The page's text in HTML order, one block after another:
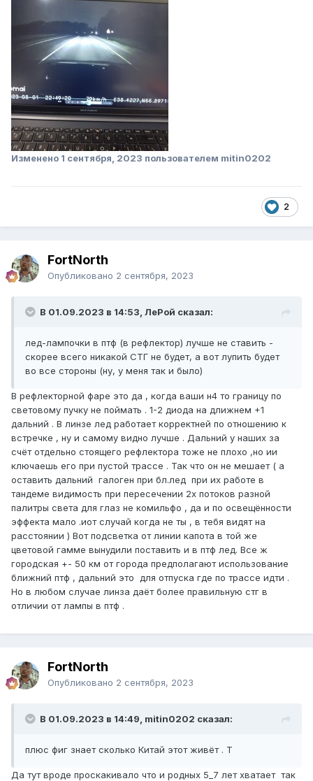
Изменено 1 сентября, 2023 пользователем mitin0202
2
FоrtNorth
Опубликовано 2 сентября, 2023
В 01.09.2023 в 14:53, ЛеРой сказал:
лед-лампочки в птф (в рефлектор) лучше не ставить -
скорее всего никакой СТГ не будет, а вот лупить будет
во все стороны (ну, у меня так и было)
В рефлекторной фаре это да , когда ваши н4 то границу по
световому пучку не поймать . 1-2 диода на длижнем +1
дальний . В линзе лед работает корректней по отношению к
встречке , ну и самому видно лучше . Дальний у наших за
счёт отдельно стоящего рефлектора тоже не плохо ,но ии
ключаешь его при пустой трассе . Так что он не мешает ( а
оставить дальний галоген при бл.лед при их работе в
тандеме видимость при пересечении 2х потоков разной
палитры света для глаз не комильфо , да и по освещённости
эффекта мало .иот случай когда не ты , в тебя видят на
расстоянии ) Вот подсветка от линии капота в той же
цветовой гамме вынудили поставить и в птф лед. Все ж
городская +- 50 км от города предполагают использование
ближний птф , дальний это для отпуска где по трассе идти .
Но в любом случае линза даёт более правильную стг в
отличии от лампы в птф .
FоrtNorth
Опубликовано 2 сентября, 2023
В 01.09.2023 в 14:49, mitin0202 сказал:
плюс фиг знает сколько Китай этот живёт . Т
Да тут вроде проскакивало что и родных 5_7 лет хватает так